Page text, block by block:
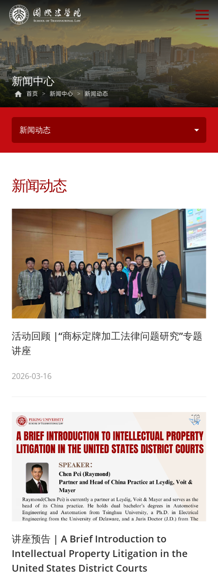
新闻中心
首页 > 新闻中心 > 新闻动态
新闻动态
新闻动态
活动回顾 |“商标定牌加工法律问题研究”专题
讲座
2026-03-16
讲座预告 | A Brief Introduction to
Intellectual Property Litigation in the
United States District Courts